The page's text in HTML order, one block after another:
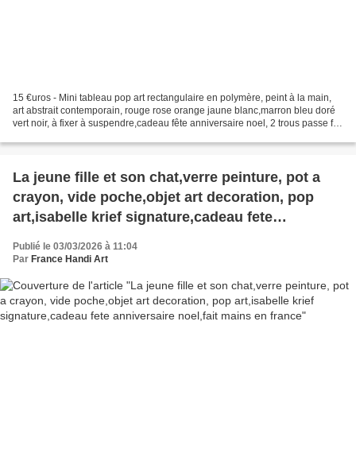
15 €uros - Mini tableau pop art rectangulaire en polymère, peint à la main,
art abstrait contemporain, rouge rose orange jaune blanc,marron bleu doré
vert noir, à fixer à suspendre,cadeau fête anniversaire noel, 2 trous passe fil
La jeune fille et son chat,verre peinture, pot a
crayon, vide poche,objet art decoration, pop
art,isabelle krief signature,cadeau fete
Publié le 03/03/2026 à 11:04
Par France Handi Art